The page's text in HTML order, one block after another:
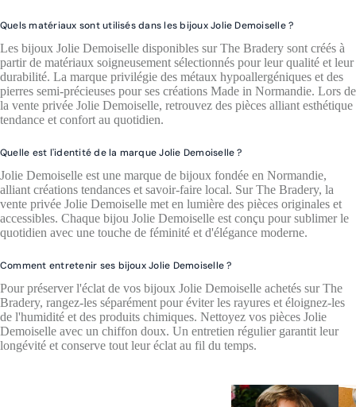
Quels matériaux sont utilisés dans les bijoux Jolie Demoiselle ?
Les bijoux Jolie Demoiselle disponibles sur The Bradery sont créés à
partir de matériaux soigneusement sélectionnés pour leur qualité et leur
durabilité. La marque privilégie des métaux hypoallergéniques et des
pierres semi-précieuses pour ses créations Made in Normandie. Lors de
la vente privée Jolie Demoiselle, retrouvez des pièces alliant esthétique
tendance et confort au quotidien.
Quelle est l'identité de la marque Jolie Demoiselle ?
Jolie Demoiselle est une marque de bijoux fondée en Normandie,
alliant créations tendances et savoir-faire local. Sur The Bradery, la
vente privée Jolie Demoiselle met en lumière des pièces originales et
accessibles. Chaque bijou Jolie Demoiselle est conçu pour sublimer le
quotidien avec une touche de féminité et d'élégance moderne.
Comment entretenir ses bijoux Jolie Demoiselle ?
Pour préserver l'éclat de vos bijoux Jolie Demoiselle achetés sur The
Bradery, rangez-les séparément pour éviter les rayures et éloignez-les
de l'humidité et des produits chimiques. Nettoyez vos pièces Jolie
Demoiselle avec un chiffon doux. Un entretien régulier garantit leur
longévité et conserve tout leur éclat au fil du temps.